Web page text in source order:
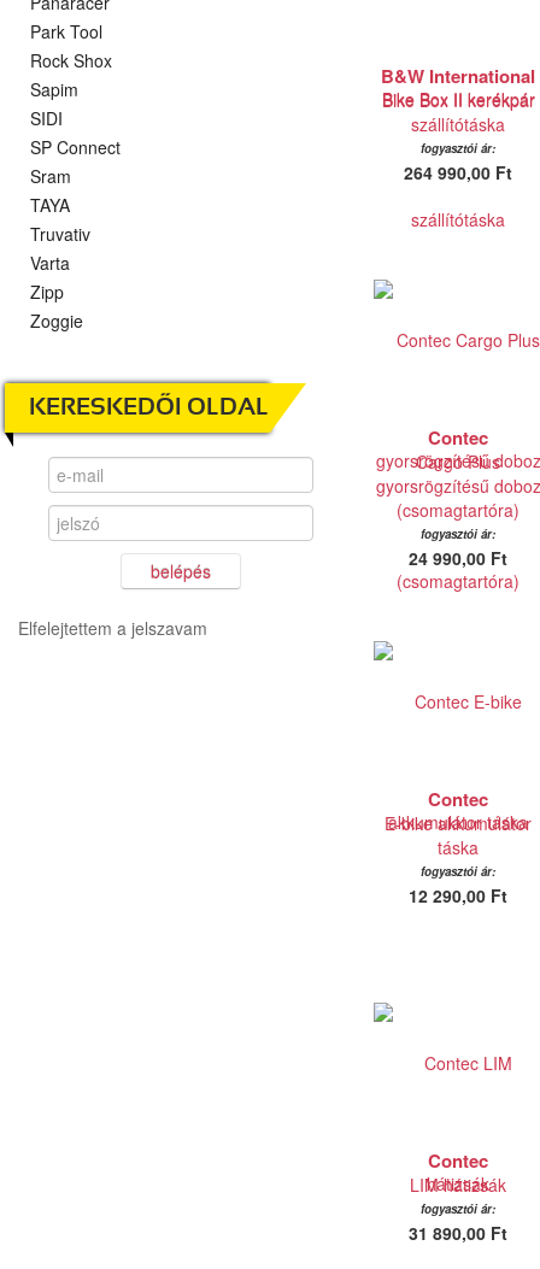
Park Tool
Rock Shox
Sapim
SIDI
SP Connect
Sram
TAYA
Truvativ
Varta
Zipp
Zoggie
KERESKEDŐI OLDAL
belépés
Elfelejtettem a jelszavam
B&W International
Bike Box II kerékpár
szállítótáska
fogyasztói ár:
264 990,00 Ft
Contec
Cargo Plus
gyorsrögzítésű doboz
(csomagtartóra)
fogyasztói ár:
24 990,00 Ft
Contec
E-bike akkumulátor
táska
fogyasztói ár:
12 290,00 Ft
Contec
LIM hátizsák
fogyasztói ár:
31 890,00 Ft